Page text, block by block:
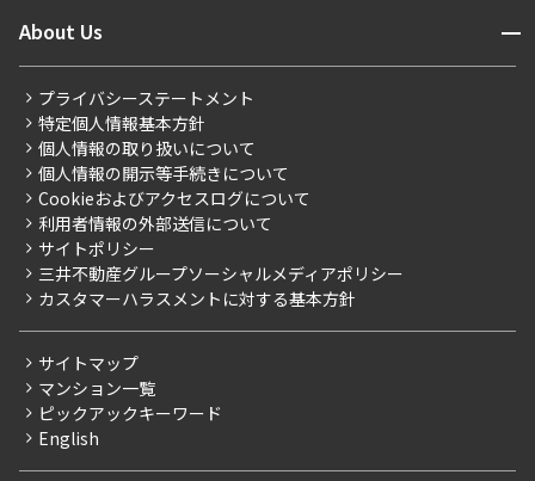
新着募集情報
こだわりから探す
こだわり一覧
プレミアムマンション
新築
当社限定（港区・渋谷区）
当社限定（港区・渋谷区以外）
三井不動産企画
賃料改定
フリーレント
ペット可
住まいのコラム
会員ページ
ご入居・提携サービス
お部屋探しからご契約まで
よくあるご質問
社宅紹介
【仲介会社様向け】当社仲介事業部取り扱い物件入居申込
About Us 開閉
会社情報
事業案内
採用情報
ニュースリリース
お問い合わせ
プライバシーステートメント
特定個人情報基本方針
個人情報の取り扱いについて
個人情報の開示等手続きについて
Cookieおよびアクセスログについて
利用者情報の外部送信について
サイトポリシー
三井不動産グループソーシャルメディアポリシー
カスタマーハラスメントに対する基本方針
サイトマップ
マンション一覧
ピックアックキーワード
English